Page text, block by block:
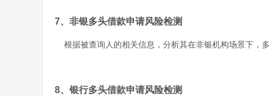
7、非银多头借款申请风险检测
根据被查询人的相关信息，分析其在非银机构场景下，
8、 银行多头借款申请风险检测